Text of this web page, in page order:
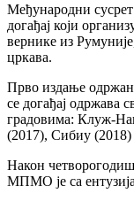
Међународни
догађај који
вернике из
цркава.
Прво издање
се догађај одржава
градовима: Клуж-
(2017), Сибиу (2018)
Након
МПМО је са